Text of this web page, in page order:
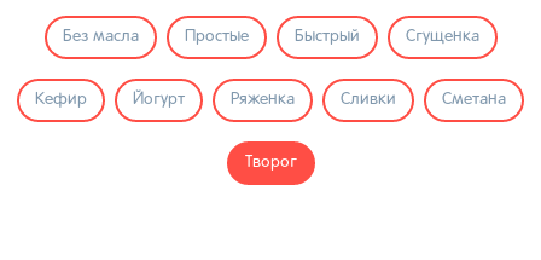
Без масла Простые Быстрый Сгущенка
Кефир Йогурт Ряженка Сливки Сметана
Творог